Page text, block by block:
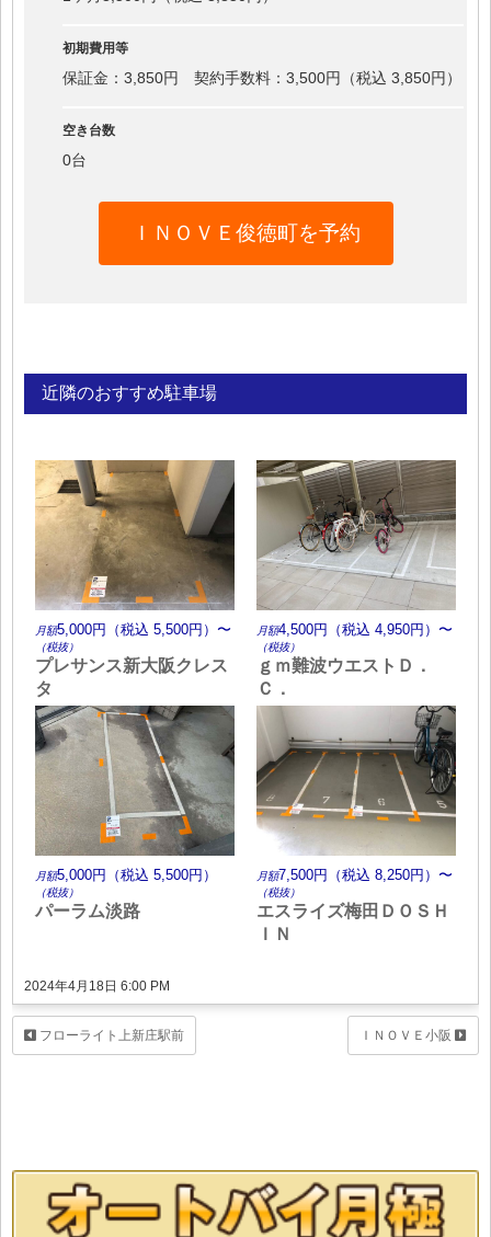
初期費用等
保証金：3,850円 契約手数料：3,500円（税込 3,850円）
空き台数
0台
ＩＮＯＶＥ俊徳町を予約
近隣のおすすめ駐車場
月額5,000円（税込 5,500円）〜
（税抜）
プレサンス新大阪クレス
タ
月額4,500円（税込 4,950円）〜
（税抜）
ｇｍ難波ウエストＤ．
Ｃ．
月額5,000円（税込 5,500円）
（税抜）
パーラム淡路
月額7,500円（税込 8,250円）〜
（税抜）
エスライズ梅田ＤＯＳＨ
ＩＮ
2024年4月18日 6:00 PM
フローライト上新庄駅前 ＩＮＯＶＥ小阪